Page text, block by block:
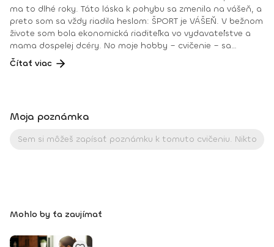
ma to dlhé roky. Táto láska k pohybu sa zmenila na vášeň, a
preto som sa vždy riadila heslom: ŠPORT je VÁŠEŇ. V bežnom
živote som bola ekonomická riaditeľka vo vydavateľstve a
mama dospelej dcéry. No moje hobby – cvičenie – sa
dostávalo do popredia už dlhé roky. Takmer dennodenne
som viedla skupinové tréningy a pre svojich klientov som
ocenením bola vždy pre mňa pozitívna spätná väzba od
• Kondičný tréner 1. kv. stupňa • Certifikovaná lektorka
Čítať viac
Moja poznámka
Mohlo by ťa zaujímať